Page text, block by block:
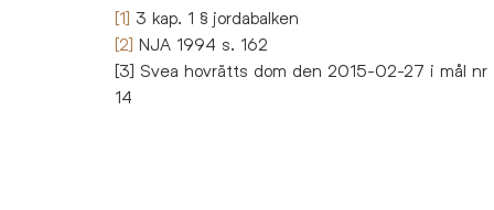
[1] 3 kap. 1 § jordabalken
[2] NJA 1994 s. 162
[3] Svea hovrätts dom den 2015-02-27 i mål nr
14